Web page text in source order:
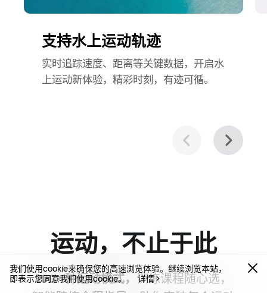
我们使用cookie来确保您的高速浏览体验。继续浏览本站，
即表示您同意我们使用cookie。
详情
支持水上运动轨迹
实时追踪速度、距离等关键数据，开启水
上运动新体验，精彩时刻，有迹可⁠循。
运动，不止于此
100+ 种运动模式，训练课程随心选，